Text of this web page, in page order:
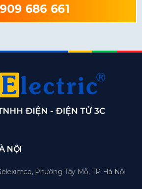
686 661
NỘI
Phường Tây Mỗ, TP Hà Nội